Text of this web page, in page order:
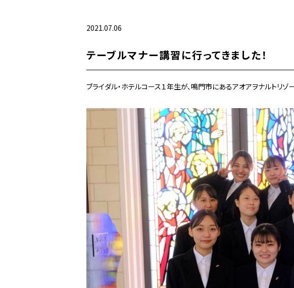
2021.07.06
テーブルマナー講習に行ってきました！
ブライダル・ホテルコース１年生が、鳴門市にあるアオアヲナルトリ